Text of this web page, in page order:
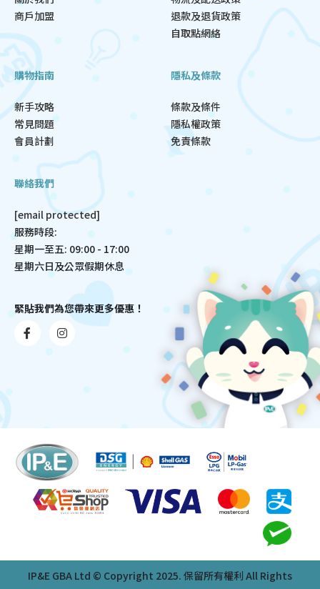
商戶加盟
退款及退貨政策
自取點網絡
購物指南
新手攻略
常見問題
會員計劃
隱私及條款
條款及條件
隱私權政策
免責條款
聯絡我們
[email protected]
服務時段:
星期一至五: 09:00 - 17:00
星期六日及公眾假期休息
緊貼我們為您帶來更多優惠！
IP&E GBA Ltd © Copyright 2025. 保留所有權利 All Rights